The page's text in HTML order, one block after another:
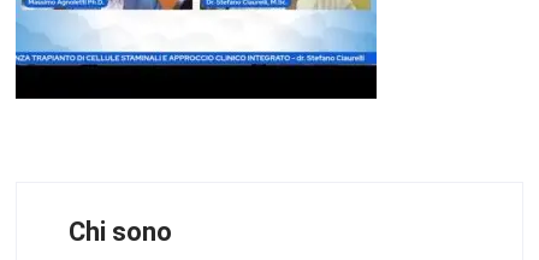
Chi sono